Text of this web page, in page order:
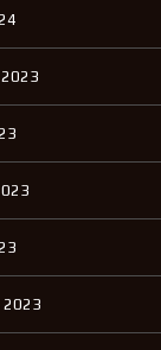
2023